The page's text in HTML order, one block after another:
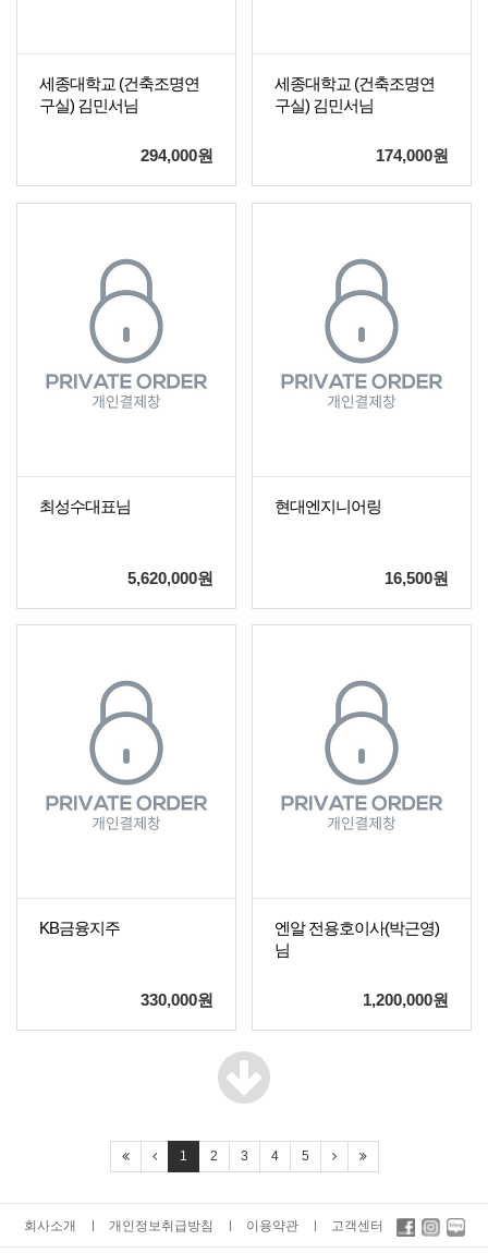
세종대학교 (건축조명연
구실) 김민서님
294,000원
세종대학교 (건축조명연
구실) 김민서님
174,000원
최성수대표님
5,620,000원
현대엔지니어링
16,500원
KB금융지주
330,000원
엔알 전용호이사(박근영)
님
1,200,000원
1 2 3 4 5
회사소개 개인정보취급방침 이용약관 고객센터